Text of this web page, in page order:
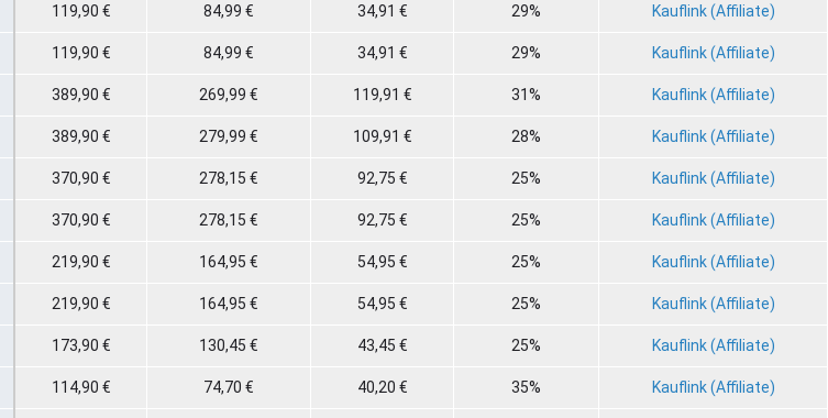
119,90 € 84,99 € 34,91 € 29% Kauflink (Affiliate)
119,90 € 84,99 € 34,91 € 29% Kauflink (Affiliate)
389,90 € 269,99 € 119,91 € 31% Kauflink (Affiliate)
389,90 € 279,99 € 109,91 € 28% Kauflink (Affiliate)
370,90 € 278,15 € 92,75 € 25% Kauflink (Affiliate)
370,90 € 278,15 € 92,75 € 25% Kauflink (Affiliate)
219,90 € 164,95 € 54,95 € 25% Kauflink (Affiliate)
219,90 € 164,95 € 54,95 € 25% Kauflink (Affiliate)
173,90 € 130,45 € 43,45 € 25% Kauflink (Affiliate)
114,90 € 74,70 € 40,20 € 35% Kauflink (Affiliate)